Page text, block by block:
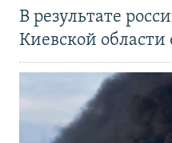
В результате
Киевской